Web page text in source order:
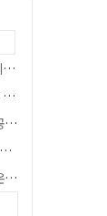
'
"